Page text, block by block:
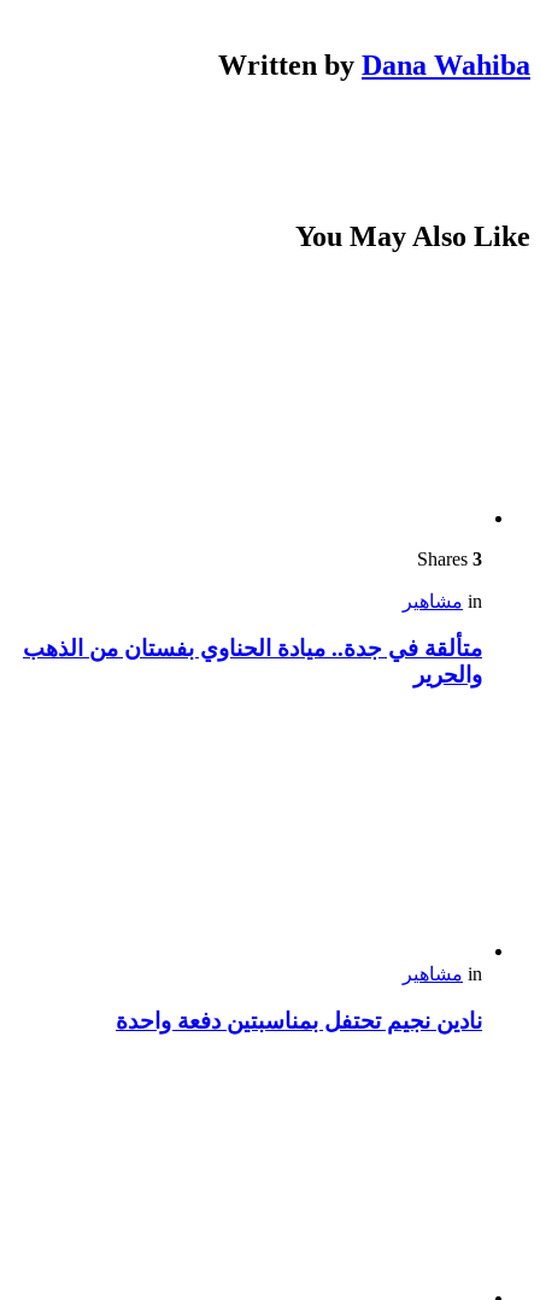
Written by Dana Wahiba
You May Also Like
3
in مشاهير
متألقة في جدة.. ميادة الحناوي بفستان من الذهب
والحرير
in مشاهير
نادين نجيم تحتفل بمناسبتين دفعة واحدة